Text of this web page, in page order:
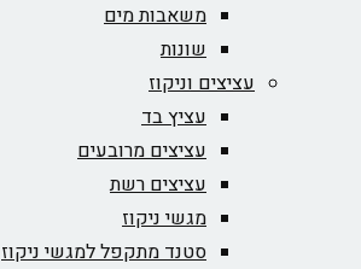
משאבות מים
שונות
עציצים וניקוז
עציץ בד
עציצים מרובעים
עציצים רשת
מגשי ניקוז
סטנד מתקפל למגשי ניקוז